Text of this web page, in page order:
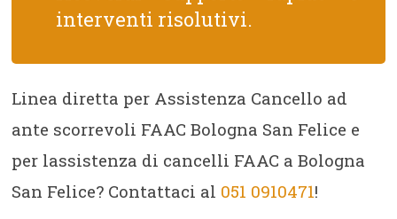
interventi risolutivi.
Linea diretta per Assistenza Cancello ad
ante scorrevoli FAAC Bologna San Felice e
per lassistenza di cancelli FAAC a Bologna
San Felice? Contattaci al 051 0910471!